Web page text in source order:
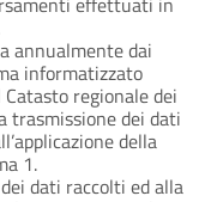
annualmente dai
informatizzato
regionale dei
trasmissione dei dati
della
1.
dati raccolti ed alla